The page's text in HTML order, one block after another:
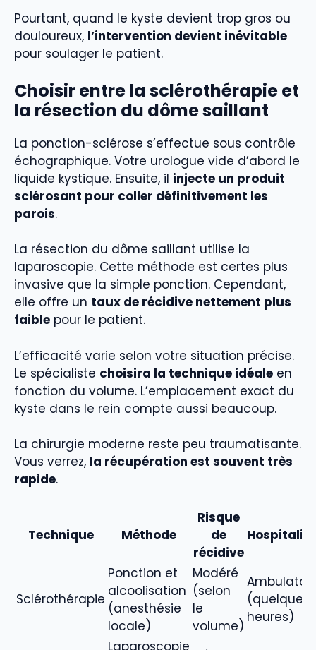
Pourtant, quand le kyste devient trop gros ou
douloureux, l’intervention devient inévitable
pour soulager le patient.
Choisir entre la sclérothérapie et
la résection du dôme saillant
La ponction-sclérose s’effectue sous contrôle
échographique. Votre urologue vide d’abord le
liquide kystique. Ensuite, il injecte un produit
sclérosant pour coller définitivement les
parois.
La résection du dôme saillant utilise la
laparoscopie. Cette méthode est certes plus
invasive que la simple ponction. Cependant,
elle offre un taux de récidive nettement plus
faible pour le patient.
L’efficacité varie selon votre situation précise.
Le spécialiste choisira la technique idéale en
fonction du volume. L’emplacement exact du
kyste dans le rein compte aussi beaucoup.
La chirurgie moderne reste peu traumatisante.
Vous verrez, la récupération est souvent très
rapide.
Technique Méthode
Risque
de
récidive
Sclérothérapie
Ponction et
alcoolisation
(anesthésie
locale)
Modéré
(selon
le
volume)
(quelques
heures)
Laparoscopie